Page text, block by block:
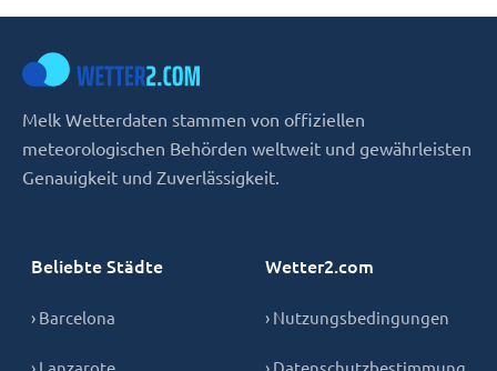
Melk Wetterdaten stammen von offiziellen
meteorologischen Behörden weltweit und gewährleisten
Genauigkeit und Zuverlässigkeit.
Beliebte Städte
› Barcelona
› Lanzarote
Wetter2.com
› Nutzungsbedingungen
› Datenschutzbestimmung